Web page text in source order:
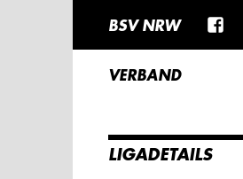
BSV NRW
VERBAND
LIGADETAILS